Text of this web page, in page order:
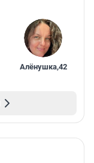
Алёнушка,42